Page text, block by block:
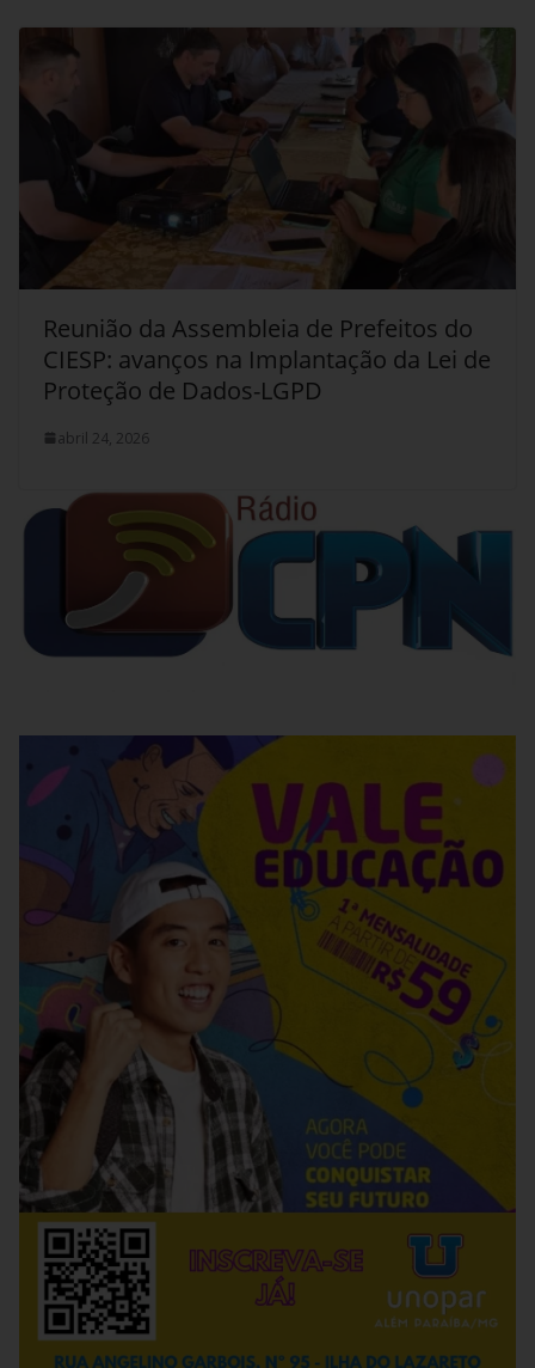
Reunião da Assembleia de Prefeitos do
CIESP: avanços na Implantação da Lei de
Proteção de Dados-LGPD
abril 24, 2026